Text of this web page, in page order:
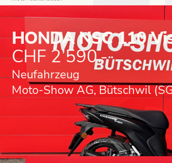
HONDA NSC 110
CHF 2’590.-
Neufahrzeug
Moto-Show AG, Bütschwil
Neufahrzeug Roller HONDA